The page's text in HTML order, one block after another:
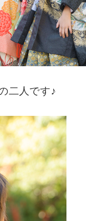
二人です♪